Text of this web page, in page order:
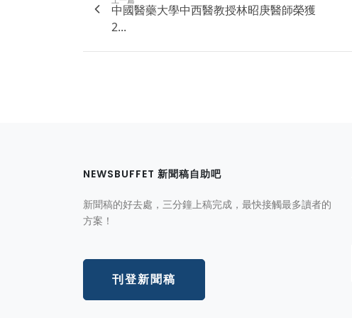
中國醫藥大學中西醫教授林昭庚醫師榮獲
2...
NEWSBUFFET 新聞稿自助吧
新聞稿的好去處，三分鐘上稿完成，最快接觸最多讀者的
方案！
刊登新聞稿